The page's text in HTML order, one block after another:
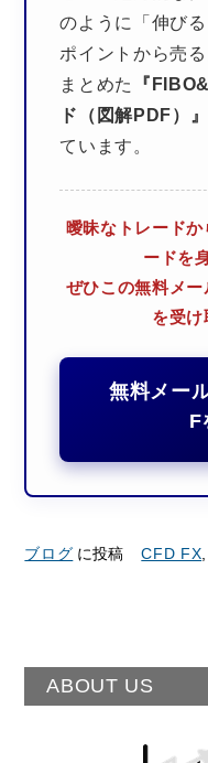
のように「伸び
ポイントから売
まとめた
『
ド（図解PDF）』
ています。
曖昧なトレード
ードを
ぜひこの無料メー
を受け
無料メー
F
ブログ に投稿 CFD FX
ABOUT US